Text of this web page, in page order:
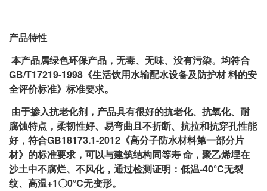
产品特性
本产品属绿色环保产品，无毒、无味、没有污染。均符合
GB/T17219-1998《生活饮用水输配水设备及防护材 料的安
全评价标准》标准要求。
由于掺入抗老化剂，产品具有很好的抗老化、抗氧化、耐
腐蚀特点，柔韧性好、易弯曲且不折断、抗拉和抗穿孔性能
好，符合GB18173.1-2012《高分子防水材料第一部分片
材》的标准要求，可以与建筑结构同等寿 命，聚乙烯埋在
沙土中不腐烂、不风化，通过检测证明：低温-40°C无裂
纹、高温+1〇0°C无变形。